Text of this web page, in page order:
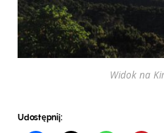
Widok na
Udostępnij: